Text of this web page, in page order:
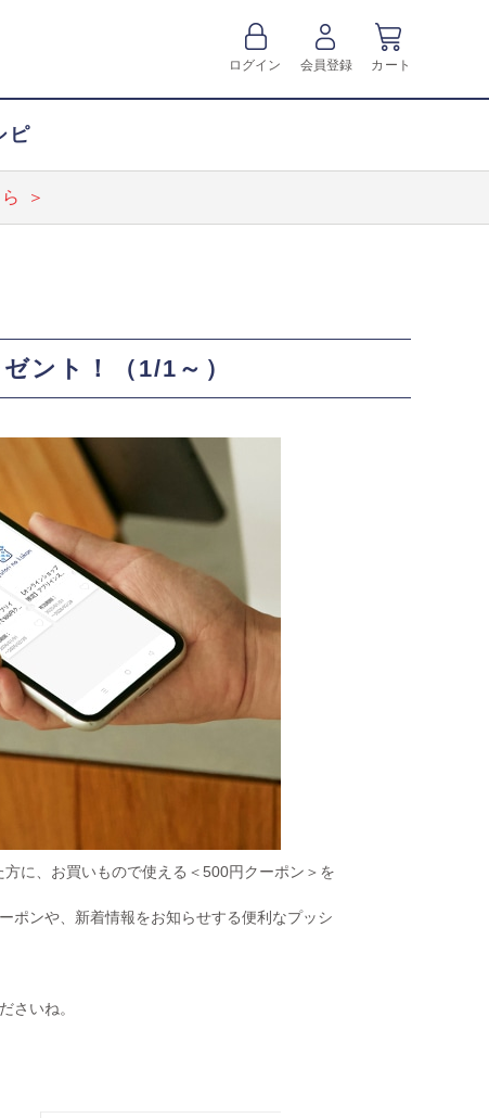
ログイン 会員登録 カート
ピ
＞
ント！（1/1～）
に、お買いもので使える＜500円クーポン＞を
ポンや、新着情報をお知らせする便利なプッシ
さいね。